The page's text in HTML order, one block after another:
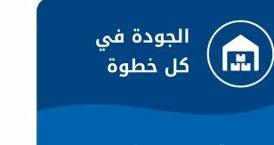
فيتامين
هـ
المغنيسيوم